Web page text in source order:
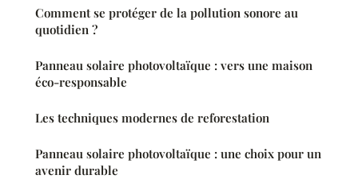
Comment se protéger de la pollution sonore au
quotidien ?
Panneau solaire photovoltaïque : vers une maison
éco-responsable
Les techniques modernes de reforestation
Panneau solaire photovoltaïque : une choix pour un
avenir durable